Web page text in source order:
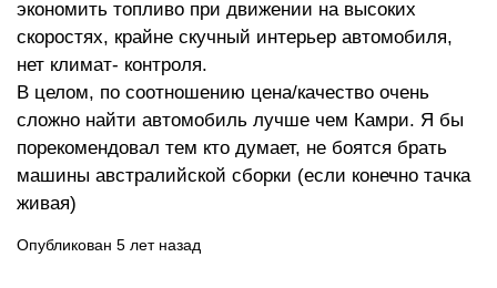
экономить топливо при движении на высоких
скоростях, крайне скучный интерьер автомобиля,
нет климат- контроля.
В целом, по соотношению цена/качество очень
сложно найти автомобиль лучше чем Камри. Я бы
порекомендовал тем кто думает, не боятся брать
машины австралийской сборки (если конечно тачка
живая)
Опубликован 5 лет назад